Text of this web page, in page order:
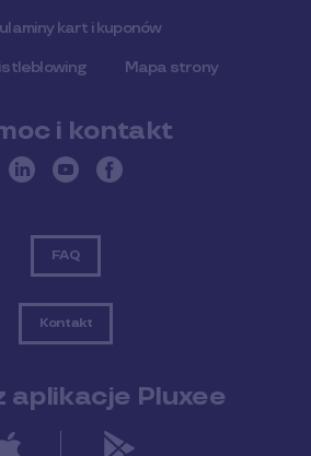
kart i kuponów
Mapa strony
i kontakt
FAQ
Kontakt
aplikacje Pluxee